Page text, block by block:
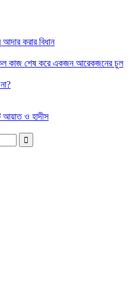
করার বিধান
কাজ শেষ করে একজন আরেকজনের চুল
আয়াত ও হাদীস